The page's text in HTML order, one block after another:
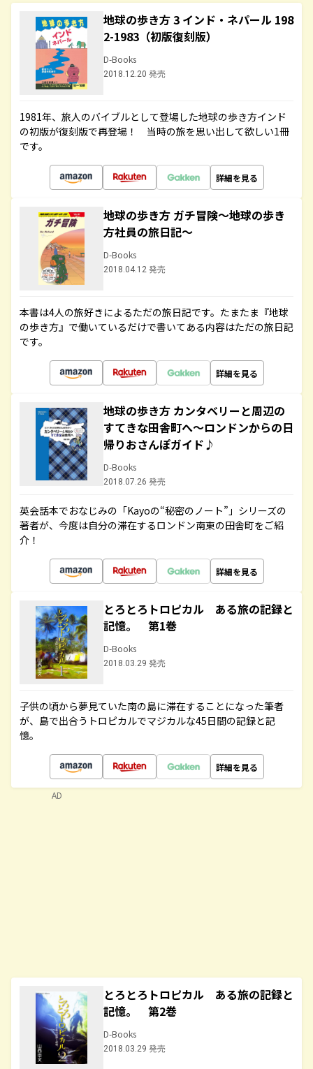
地球の歩き方 3 インド・ネパール 198
2-1983（初版復刻版）
D-Books
2018.12.20 発売
1981年、旅人のバイブルとして登場した地球の歩き方インド
の初版が復刻版で再登場！ 当時の旅を思い出して欲しい1冊
です。
詳細を見る
地球の歩き方 ガチ冒険～地球の歩き
方社員の旅日記～
D-Books
2018.04.12 発売
本書は4人の旅好きによるただの旅日記です。たまたま『地球
の歩き方』で働いているだけで書いてある内容はただの旅日記
です。
詳細を見る
地球の歩き方 カンタベリーと周辺の
すてきな田舎町へ～ロンドンからの日
帰りおさんぽガイド♪
D-Books
2018.07.26 発売
英会話本でおなじみの「Kayoの“秘密のノート”」シリーズの
著者が、今度は自分の滞在するロンドン南東の田舎町をご紹
介！
詳細を見る
とろとろトロピカル ある旅の記録と
記憶。 第1巻
D-Books
2018.03.29 発売
子供の頃から夢見ていた南の島に滞在することになった筆者
が、島で出合うトロピカルでマジカルな45日間の記録と記
憶。
詳細を見る
とろとろトロピカル ある旅の記録と
記憶。 第2巻
D-Books
2018.03.29 発売
AD